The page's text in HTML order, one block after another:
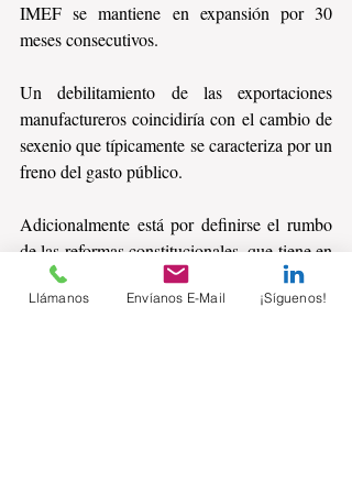
IMEF se mantiene en expansión por 30
meses consecutivos.
Un debilitamiento de las exportaciones
manufactureros coincidiría con el cambio de
sexenio que típicamente se caracteriza por un
freno del gasto público.
Adicionalmente está por definirse el rumbo
de las reformas constitucionales, que tiene en
alerta a las calificadoras y en stand by
algunos proyectos de inversión privada.
Llámanos Envíanos E-Mail ¡Síguenos!